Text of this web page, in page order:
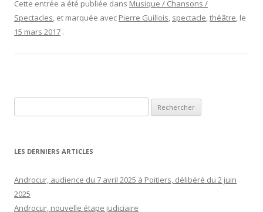
Cette entrée a été publiée dans Musique / Chansons /
Spectacles, et marquée avec Pierre Guillois, spectacle,théâtre, le
15 mars 2017 .
LES DERNIERS ARTICLES
Androcur, audience du 7 avril 2025 à Poitiers, délibéré du 2 juin
2025
Androcur, nouvelle étape judiciaire